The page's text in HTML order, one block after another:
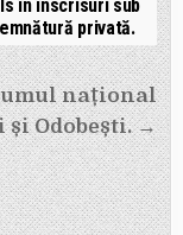
în înscrisuri sub
privată.
național
Odobești. →